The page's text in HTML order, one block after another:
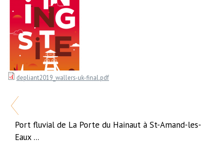
depliant2019_wallers-uk-final.pdf
Port fluvial de La Porte du Hainaut à St-Amand-les-
Eaux ...